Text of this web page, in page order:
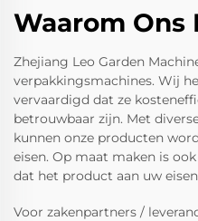
Waarom Ons
Zhejiang Leo Garden
verpakkingsmachines. Wij
vervaardigd dat ze
betrouwbaar zijn. Met
kunnen onze producten
eisen. Op maat maken is
dat het product aan uw
Voor zakenpartners /